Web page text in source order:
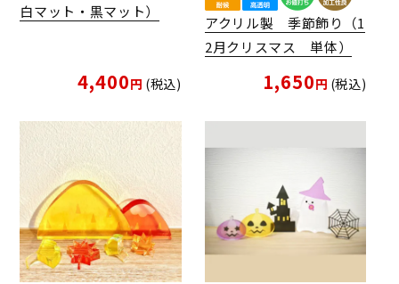
白マット・黒マット）
4,400 税込
アクリル製 季節飾り（1
2月クリスマス 単体）
1,650 税込